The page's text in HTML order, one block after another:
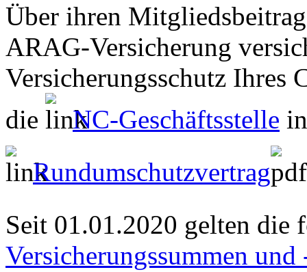
Über ihren
ARAG-Versicherung
Versicherungsschutz Ihres
die
NC-Geschäftsstelle
Rundumschutzvertrag
Seit 01.01.2020 gelten die
Versicherungssummen